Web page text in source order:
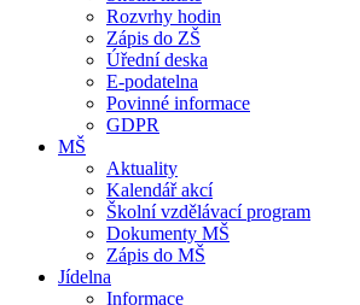
Rozvrhy hodin
Zápis do ZŠ
Úřední deska
E-podatelna
Povinné informace
GDPR
MŠ
Aktuality
Kalendář akcí
Školní vzdělávací program
Dokumenty MŠ
Zápis do MŠ
Jídelna
Informace